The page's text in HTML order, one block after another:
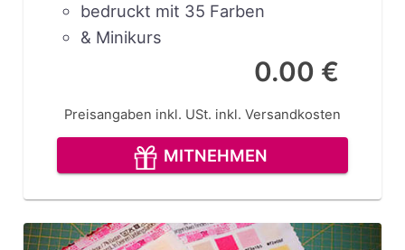
bedruckt mit 35 Farben
& Minikurs
0.00 €
Preisangaben inkl. USt. inkl. Versandkosten
MITNEHMEN